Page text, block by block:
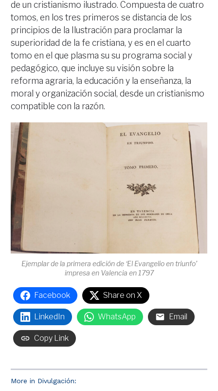
More in Divulgación:
de un cristianismo ilustrado. Compuesta de cuatro
tomos, en los tres primeros se distancia de los
principios de la Ilustración para proclamar la
superioridad de la fe cristiana, y es en el cuarto
tomo en el que plasma su su programa social y
pedagógico, que incluye su visión sobre la
reforma agraria, la educación y la enseñanza, la
moral y organización social, desde un cristianismo
compatible con la razón.
Ejemplar de la primera edición de ‘El Evangelio en triunfo’
impresa en Valencia en 1797
Facebook Share on X
LinkedIn WhatsApp Email
Copy Link